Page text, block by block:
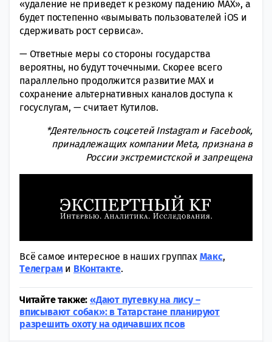
«удаление не приведет к резкому падению MAX», а
будет постепенно «вымывать пользователей iOS и
сдерживать рост сервиса».
— Ответные меры со стороны государства
вероятны, но будут точечными. Скорее всего
параллельно продолжится развитие MAX и
сохранение альтернативных каналов доступа к
госуслугам, — считает Кутилов.
*Деятельность соцсетей Instagram и Facebook,
принадлежащих компании Meta, признана в
России экстремистской и запрещена
Всё самое интересное в наших группах Макс,
Tелеграми ВКонтакте.
Читайте также: «Дают путевку на лису –
вписывают собак»: в Татарстане планируют
разрешить охоту на одичавших псов